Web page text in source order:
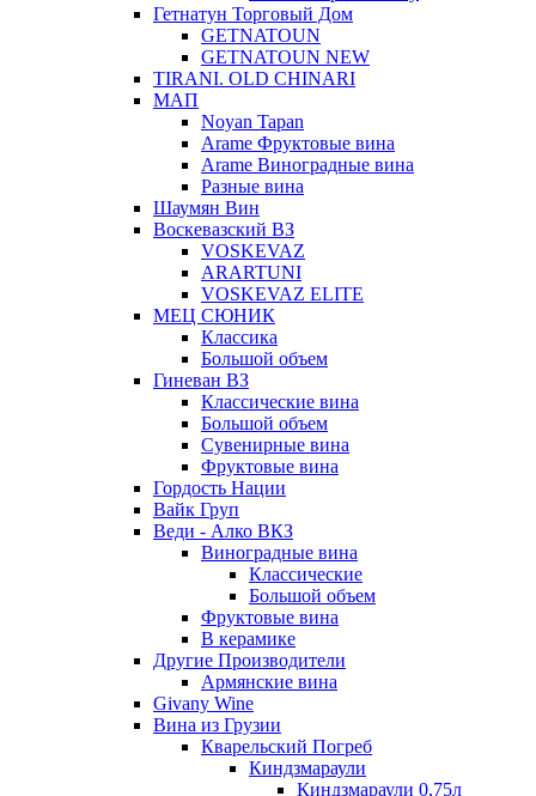
Гетнатун Торговый Дом
GETNATOUN
GETNATOUN NEW
TIRANI. OLD CHINARI
МАП
Noyan Tapan
Arame Фруктовые вина
Arame Виноградные вина
Разные вина
Шаумян Вин
Воскевазский ВЗ
VOSKEVAZ
ARARTUNI
VOSKEVAZ ELITE
МЕЦ СЮНИК
Классика
Большой объем
Гиневан ВЗ
Классические вина
Большой объем
Сувенирные вина
Фруктовые вина
Гордость Нации
Вайк Груп
Веди - Алко ВКЗ
Виноградные вина
Классические
Большой объем
Фруктовые вина
В керамике
Другие Производители
Армянские вина
Givany Wine
Вина из Грузии
Кварельский Погреб
Киндзмараули
Киндзмараули 0,75л